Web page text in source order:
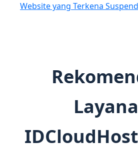
Website yang Terkena Suspend